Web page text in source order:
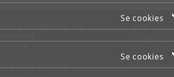
Se cookies
Se cookies
FOR STUDERENDE OG
JOB OG KARRIERE
WEB